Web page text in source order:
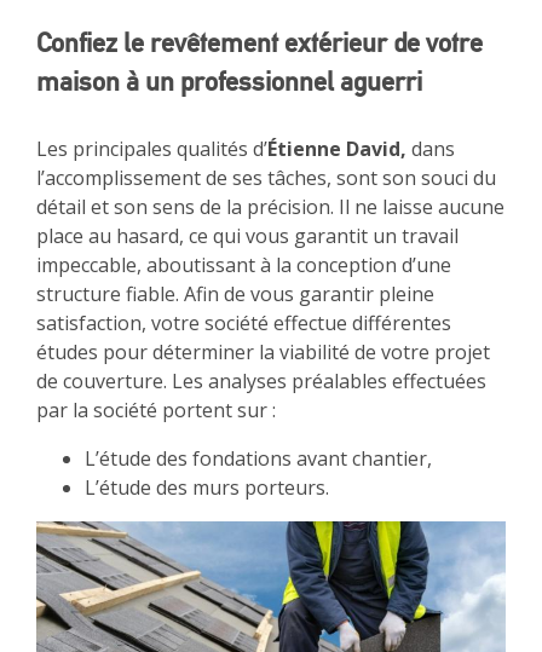
Confiez le revêtement extérieur de votre
maison à un professionnel aguerri
Les principales qualités d’Étienne David, dans
l’accomplissement de ses tâches, sont son souci du
détail et son sens de la précision. Il ne laisse aucune
place au hasard, ce qui vous garantit un travail
impeccable, aboutissant à la conception d’une
structure fiable. Afin de vous garantir pleine
satisfaction, votre société effectue différentes
études pour déterminer la viabilité de votre projet
de couverture. Les analyses préalables effectuées
par la société portent sur :
L’étude des fondations avant chantier,
L’étude des murs porteurs.